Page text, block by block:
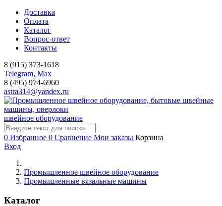
Доставка
Оплата
Каталог
Вопрос-ответ
Контакты
8 (915) 373-1618
Telegram, Мах
8 (495) 974-6960
astra314@yandex.ru
швейное оборудование
0 Избранное 0 Сравнение Мои заказы Корзина
Вход
Промышленное швейное оборудование
Промышленные вязальные машины
Каталог